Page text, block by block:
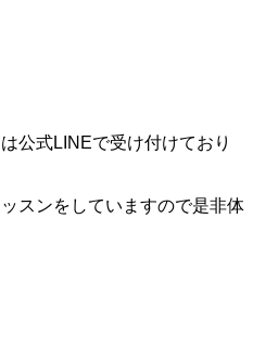
公式LINEで受け付けており
スンをしていますので是非体